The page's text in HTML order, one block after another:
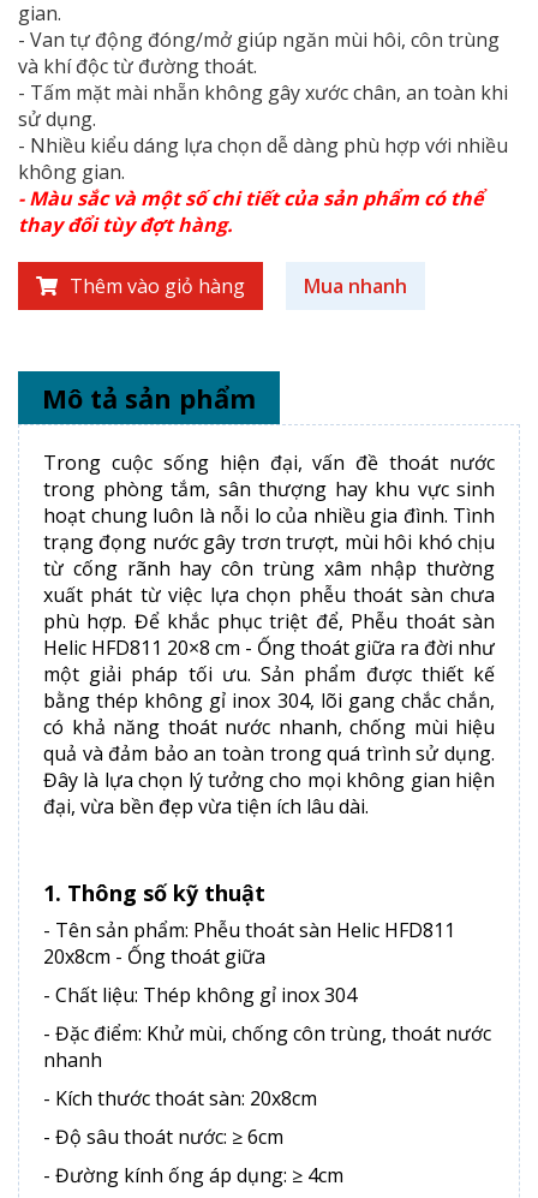
gian.
- Van tự động đóng/mở giúp ngăn mùi hôi, côn trùng
và khí độc từ đường thoát.
- Tấm mặt mài nhẵn không gây xước chân, an toàn khi
sử dụng.
- Nhiều kiểu dáng lựa chọn dễ dàng phù hợp với nhiều
không gian.
- Màu sắc và một số chi tiết của sản phẩm có thể
thay đổi tùy đợt hàng.
Thêm vào giỏ hàng Mua nhanh
Mô tả sản phẩm
Trong cuộc sống hiện đại, vấn đề thoát nước
trong phòng tắm, sân thượng hay khu vực sinh
hoạt chung luôn là nỗi lo của nhiều gia đình. Tình
trạng đọng nước gây trơn trượt, mùi hôi khó chịu
từ cống rãnh hay côn trùng xâm nhập thường
xuất phát từ việc lựa chọn phễu thoát sàn chưa
phù hợp. Để khắc phục triệt để, Phễu thoát sàn
Helic HFD811 20×8 cm - Ống thoát giữa ra đời như
một giải pháp tối ưu. Sản phẩm được thiết kế
bằng thép không gỉ inox 304, lõi gang chắc chắn,
có khả năng thoát nước nhanh, chống mùi hiệu
quả và đảm bảo an toàn trong quá trình sử dụng.
Đây là lựa chọn lý tưởng cho mọi không gian hiện
đại, vừa bền đẹp vừa tiện ích lâu dài.
1. Thông số kỹ thuật
- Tên sản phẩm: Phễu thoát sàn Helic HFD811
20x8cm - Ống thoát giữa
- Chất liệu: Thép không gỉ inox 304
- Đặc điểm: Khử mùi, chống côn trùng, thoát nước
nhanh
- Kích thước thoát sàn: 20x8cm
- Độ sâu thoát nước: ≥ 6cm
- Đường kính ống áp dụng: ≥ 4cm